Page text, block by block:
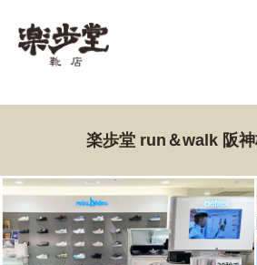
楽歩堂 run＆walk 阪